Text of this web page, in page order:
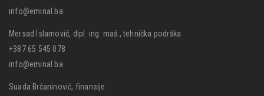
info@eminal.ba
Mersad Islamović, dipl. ing. maš., tehnička podrška
+387 65 545 078
info@eminal.ba
Suada Brčaninović, finansije